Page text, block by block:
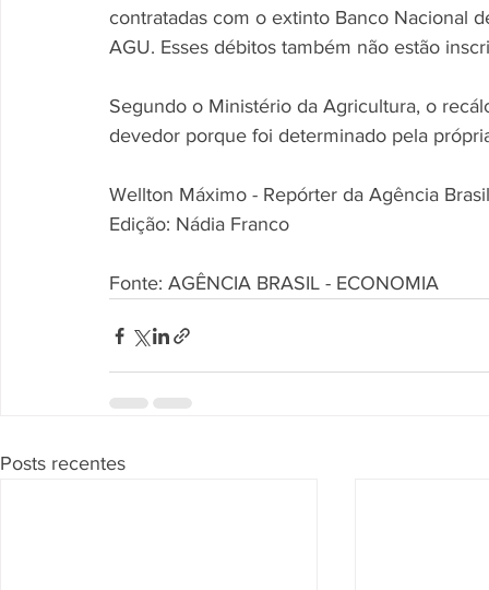
contratadas com o extinto Banco Nacional
AGU. Esses débitos também não estão
Segundo o Ministério da Agricultura, o
devedor porque foi determinado pela
Wellton Máximo - Repórter da Agência Brasil
Edição: Nádia Franco
Fonte: AGÊNCIA BRASIL - ECONOMIA
Posts recentes